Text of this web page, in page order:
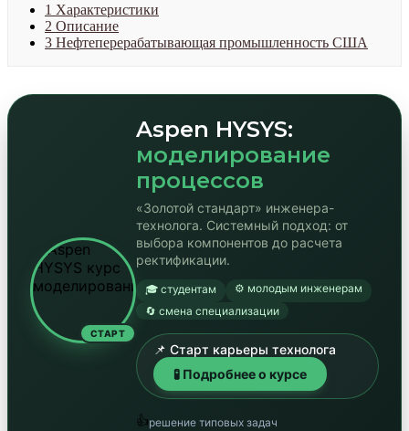
1 Характеристики
2 Описание
3 Нефтеперерабатывающая промышленность США
СТАРТ
Aspen HYSYS:
моделирование
процессов
«Золотой стандарт» инженера-
технолога. Системный подход: от
выбора компонентов до расчета
ректификации.
🎓 студентам
⚙️ молодым инженерам
🔄 смена специализации
📌 Старт карьеры технолога
🧪 Подробнее о курсе
👍решение типовых задач